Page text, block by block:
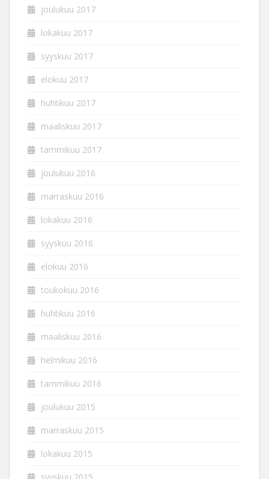
joulukuu 2017
lokakuu 2017
syyskuu 2017
elokuu 2017
huhtikuu 2017
maaliskuu 2017
tammikuu 2017
joulukuu 2016
marraskuu 2016
lokakuu 2016
syyskuu 2016
elokuu 2016
toukokuu 2016
huhtikuu 2016
maaliskuu 2016
helmikuu 2016
tammikuu 2016
joulukuu 2015
marraskuu 2015
lokakuu 2015